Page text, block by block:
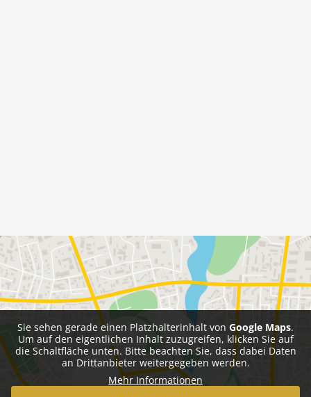
Sie sehen gerade einen Platzhalterinhalt von Google Maps.
Um auf den eigentlichen Inhalt zuzugreifen, klicken Sie auf
die Schaltfläche unten. Bitte beachten Sie, dass dabei Daten
an Drittanbieter weitergegeben werden.
Mehr Informationen